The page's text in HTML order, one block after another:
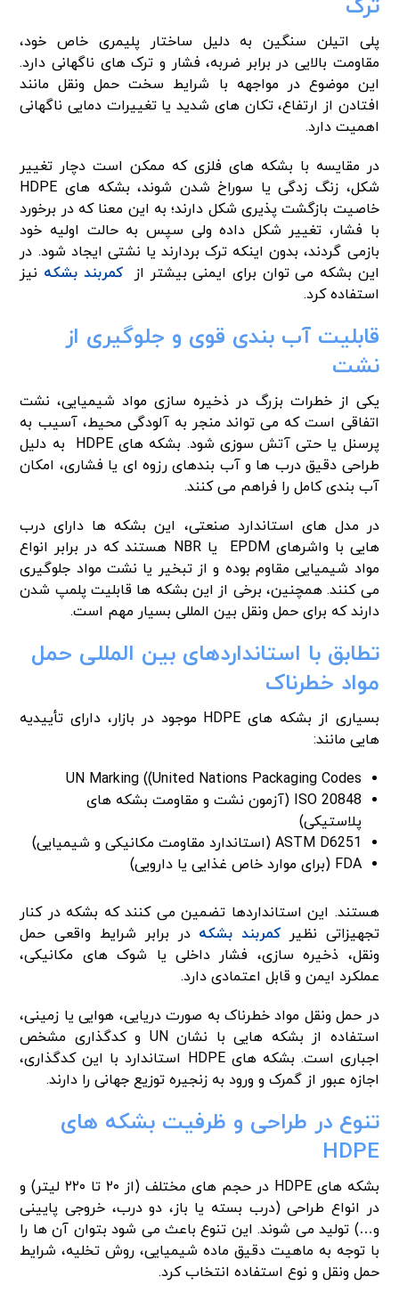
ترک
پلی اتیلن سنگین به دلیل ساختار پلیمری خاص خود،
مقاومت بالایی در برابر ضربه، فشار و ترک های ناگهانی دارد.
این موضوع در مواجهه با شرایط سخت حمل ونقل مانند
افتادن از ارتفاع، تکان های شدید یا تغییرات دمایی ناگهانی
اهمیت دارد.
در مقایسه با بشکه های فلزی که ممکن است دچار تغییر
شکل، زنگ زدگی یا سوراخ شدن شوند، بشکه های HDPE
خاصیت بازگشت پذیری شکل دارند؛ به این معنا که در برخورد
با فشار، تغییر شکل داده ولی سپس به حالت اولیه خود
بازمی گردند، بدون اینکه ترک بردارند یا نشتی ایجاد شود. در
این بشکه می توان برای ایمنی بیشتر از
کمربند بشکه نیز
استفاده کرد.
قابلیت آب بندی قوی و جلوگیری از
نشت
یکی از خطرات بزرگ در ذخیره سازی مواد شیمیایی، نشت
اتفاقی است که می تواند منجر به آلودگی محیط، آسیب به
پرسنل یا حتی آتش سوزی شود. بشکه های HDPE به دلیل
طراحی دقیق درب ها و آب بندهای رزوه ای یا فشاری، امکان
آب بندی کامل را فراهم می کنند.
در مدل های استاندارد صنعتی، این بشکه ها دارای درب
هایی با واشرهای EPDM یا NBR هستند که در برابر انواع
مواد شیمیایی مقاوم بوده و از تبخیر یا نشت مواد جلوگیری
می کنند. همچنین، برخی از این بشکه ها قابلیت پلمپ شدن
دارند که برای حمل ونقل بین المللی بسیار مهم است.
تطابق با استانداردهای بین المللی حمل
مواد خطرناک
بسیاری از بشکه های HDPE موجود در بازار، دارای تأییدیه
هایی مانند:
UN Marking ((United Nations Packaging Codes
ISO 20848 (آزمون نشت و مقاومت بشکه های
پلاستیکی)
ASTM D6251 (استاندارد مقاومت مکانیکی و شیمیایی)
FDA (برای موارد خاص غذایی یا دارویی)
هستند. این استانداردها تضمین می کنند که بشکه در کنار
تجهیزاتی نظیر کمربند بشکه در برابر شرایط واقعی حمل
ونقل، ذخیره سازی، فشار داخلی یا شوک های مکانیکی،
عملکرد ایمن و قابل اعتمادی دارد.
در حمل ونقل مواد خطرناک به صورت دریایی، هوایی یا زمینی،
استفاده از بشکه هایی با نشان UN و کدگذاری مشخص
اجباری است. بشکه های HDPE استاندارد با این کدگذاری،
اجازه عبور از گمرک و ورود به زنجیره توزیع جهانی را دارند.
تنوع در طراحی و ظرفیت بشکه های
HDPE
بشکه های HDPE در حجم های مختلف (از ۲۰ تا ۲۲۰ لیتر) و
در انواع طراحی (درب بسته یا باز، دو درب، خروجی پایینی
و…) تولید می شوند. این تنوع باعث می شود بتوان آن ها را
با توجه به ماهیت دقیق ماده شیمیایی، روش تخلیه، شرایط
حمل ونقل و نوع استفاده انتخاب کرد.